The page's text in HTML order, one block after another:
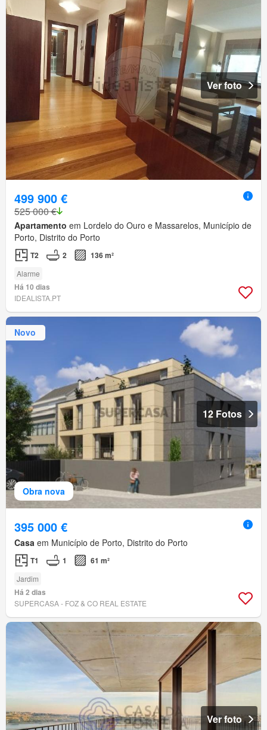
Ver foto
499 900 €
525 000 €
Apartamento em Lordelo do Ouro e Massarelos, Município de
Porto, Distrito do Porto
T2 2 136 m²
Alarme
Há 10 dias
IDEALISTA.PT
Obra nova
Novo
12 Fotos
395 000 €
Casa em Município de Porto, Distrito do Porto
T1 1 61 m²
Jardim
Há 2 dias
SUPERCASA - FOZ & CO REAL ESTATE
Ver foto